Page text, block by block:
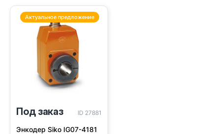
Актуальное предложение
Под заказ ID 27881
Энкодер Siko IG07-4181